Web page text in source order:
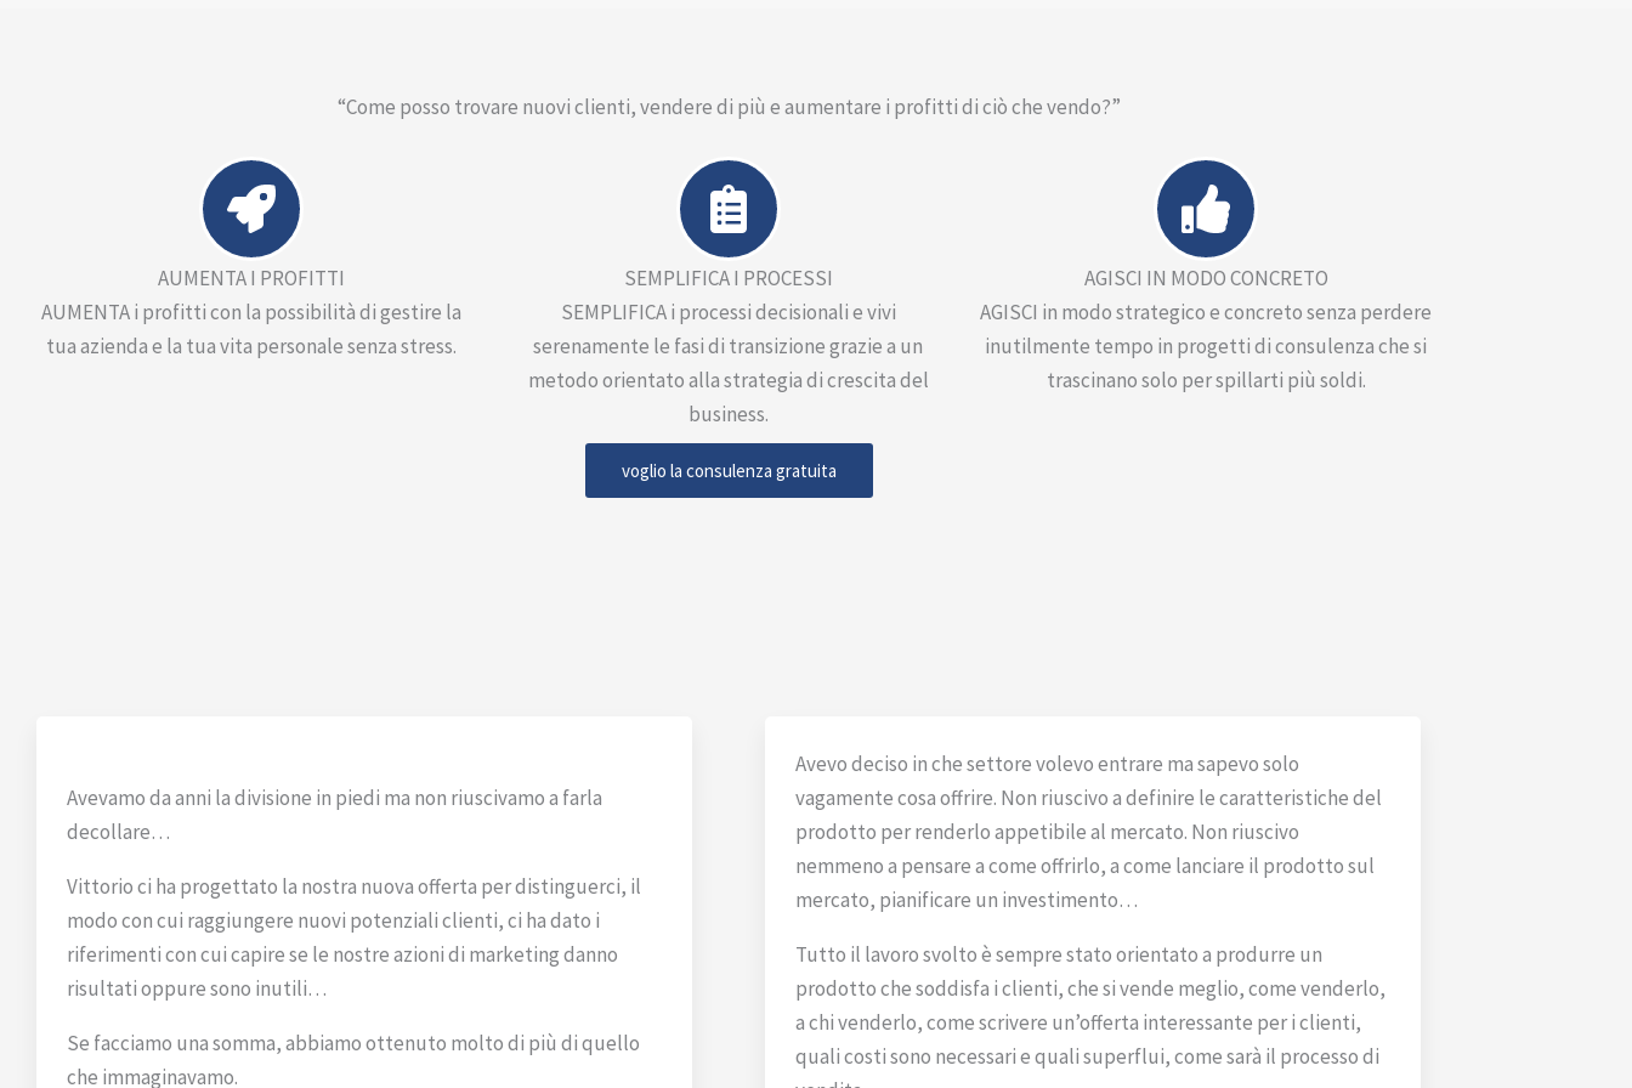
“Come posso trovare nuovi clienti, vendere di più e aumentare i profitti di ciò che vendo?”
AUMENTA I PROFITTI
AUMENTA i profitti con la possibilità di gestire la
tua azienda e la tua vita personale senza stress.
SEMPLIFICA I PROCESSI
SEMPLIFICA i processi decisionali e vivi
serenamente le fasi di transizione grazie a un
metodo orientato alla strategia di crescita del
business.
AGISCI IN MODO CONCRETO
AGISCI in modo strategico e concreto senza perdere
inutilmente tempo in progetti di consulenza che si
trascinano solo per spillarti più soldi.
voglio la consulenza gratuita
Avevamo da anni la divisione in piedi ma non riuscivamo a farla
decollare…
Vittorio ci ha progettato la nostra nuova offerta per distinguerci, il
modo con cui raggiungere nuovi potenziali clienti, ci ha dato i
riferimenti con cui capire se le nostre azioni di marketing danno
risultati oppure sono inutili…
Se facciamo una somma, abbiamo ottenuto molto di più di quello
che immaginavamo.
Avevo deciso in che settore volevo entrare ma sapevo solo
vagamente cosa offrire. Non riuscivo a definire le caratteristiche del
prodotto per renderlo appetibile al mercato. Non riuscivo
nemmeno a pensare a come offrirlo, a come lanciare il prodotto sul
mercato, pianificare un investimento…
Tutto il lavoro svolto è sempre stato orientato a produrre un
prodotto che soddisfa i clienti, che si vende meglio, come venderlo,
a chi venderlo, come scrivere un’offerta interessante per i clienti,
quali costi sono necessari e quali superflui, come sarà il processo di